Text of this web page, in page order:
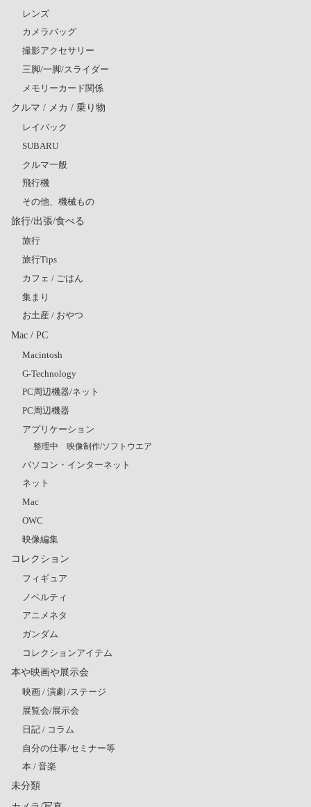
レンズ
カメラバッグ
撮影アクセサリー
三脚/一脚/スライダー
メモリーカード関係
クルマ / メカ / 乗り物
レイバック
SUBARU
クルマ一般
飛行機
その他、機械もの
旅行/出張/食べる
旅行
旅行Tips
カフェ / ごはん
集まり
お土産 / おやつ
Mac / PC
Macintosh
G-Technology
PC周辺機器/ネット
PC周辺機器
アプリケーション
整理中 映像制作/ソフトウエア
パソコン・インターネット
ネット
Mac
OWC
映像編集
コレクション
フィギュア
ノベルティ
アニメネタ
ガンダム
コレクションアイテム
本や映画や展示会
映画 / 演劇 /ステージ
展覧会/展示会
日記 / コラム
自分の仕事/セミナー等
本 / 音楽
未分類